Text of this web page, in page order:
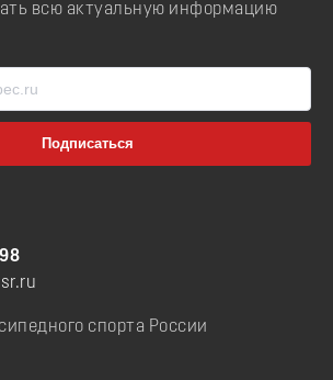
всю актуальную информацию
спорта России